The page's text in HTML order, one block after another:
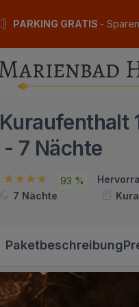
PARKING GRATIS -
Kuraufenthalt
- 7 Nächte
93 %
7 Nächte
Paketbeschreibung